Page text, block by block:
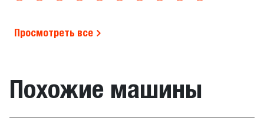
Просмотреть все
Похожие машины